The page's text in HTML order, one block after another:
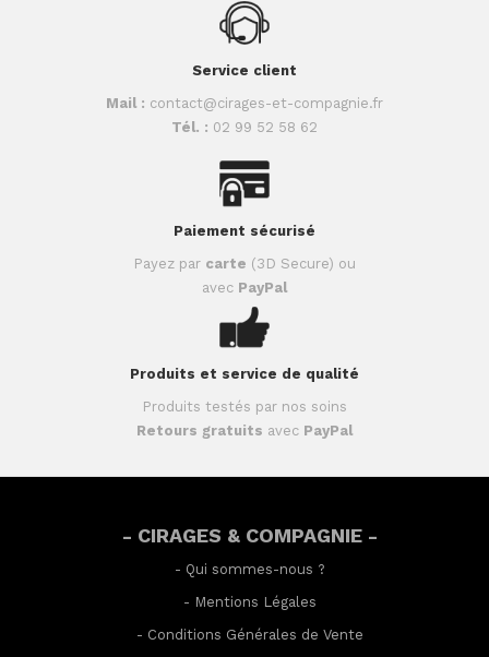
Service client
Mail : contact@cirages-et-compagnie.fr
Tél. : 02 99 52 58 62
Paiement sécurisé
Payez par carte (3D Secure) ou
avec PayPal
Produits et service de qualité
Produits testés par nos soins
Retours gratuits avec PayPal
- CIRAGES & COMPAGNIE -
- Qui sommes-nous ?
- Mentions Légales
- Conditions Générales de Vente